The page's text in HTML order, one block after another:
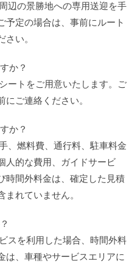
辺の景勝地への専用送迎を手
予定の場合は、事前にルート
い。
か？
ートをご用意いたします。ご
ご連絡ください。
か？
、燃料費、通行料、駐車料金
人的な費用、ガイドサービ
時間外料金は、確定した見積
れていません。
スを利用した場合、時間外料
は、車種やサービスエリアに